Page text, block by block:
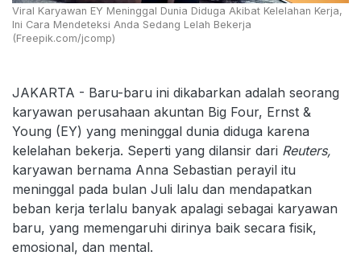
Viral Karyawan EY Meninggal Dunia Diduga Akibat Kelelahan Kerja,
Ini Cara Mendeteksi Anda Sedang Lelah Bekerja
(Freepik.com/jcomp)
JAKARTA - Baru-baru ini dikabarkan adalah seorang
karyawan perusahaan akuntan Big Four, Ernst &
Young (EY) yang meninggal dunia diduga karena
kelelahan bekerja. Seperti yang dilansir dari Reuters,
karyawan bernama Anna Sebastian perayil itu
meninggal pada bulan Juli lalu dan mendapatkan
beban kerja terlalu banyak apalagi sebagai karyawan
baru, yang memengaruhi dirinya baik secara fisik,
emosional, dan mental.